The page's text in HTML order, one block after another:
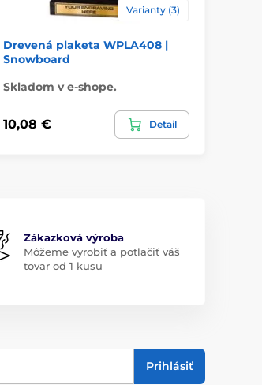
Varianty (3)
Drevená plaketa WPLA408 |
Snowboard
Skladom v e-shope.
10,08 € Detail
Zákazková výroba
Môžeme vyrobiť a potlačiť váš
tovar od 1 kusu
Prihlásiť